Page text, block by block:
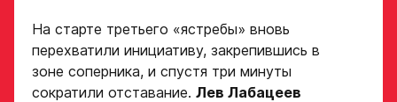
На старте третьего «ястребы» вновь
перехватили инициативу, закрепившись в
зоне соперника, и спустя три минуты
сократили отставание. Лев Лабацеев
закрыт
ФИО игрока